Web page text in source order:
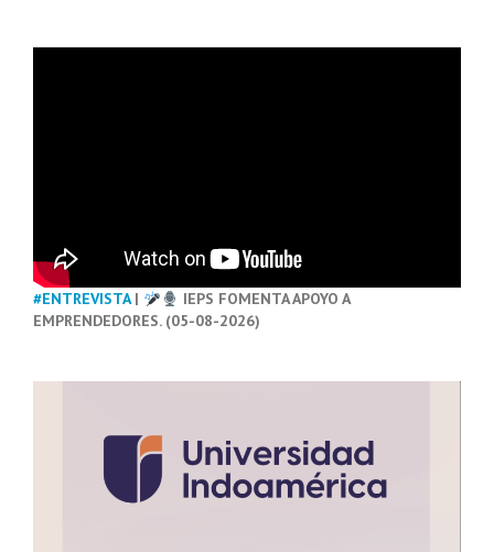
#ENTREVISTA|
IEPS FOMENTA APOYO A
EMPRENDEDORES. (05-08-2026)